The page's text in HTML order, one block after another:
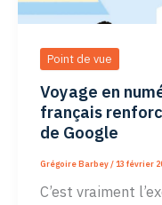
Point de vue
Voyage en
français
de Google
Grégoire Barbey/13 février
C’est vraiment